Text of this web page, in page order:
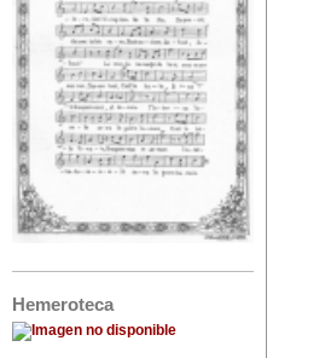
Hemeroteca